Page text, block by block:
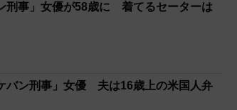
刑事」女優が58歳に 着てるセーターは
バン刑事」女優 夫は16歳上の米国人弁